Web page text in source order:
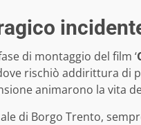
di montaggio del film ‘
rischiò addirittura di
animarono la vita
di Borgo Trento,